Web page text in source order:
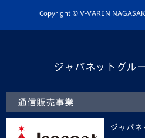
ホームタウン活動
Copyright © V-VAREN
ジャパネットグル
通信販売事業
ジャパネ